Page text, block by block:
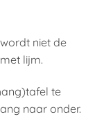
niet de
lijm.
te
naar onder.